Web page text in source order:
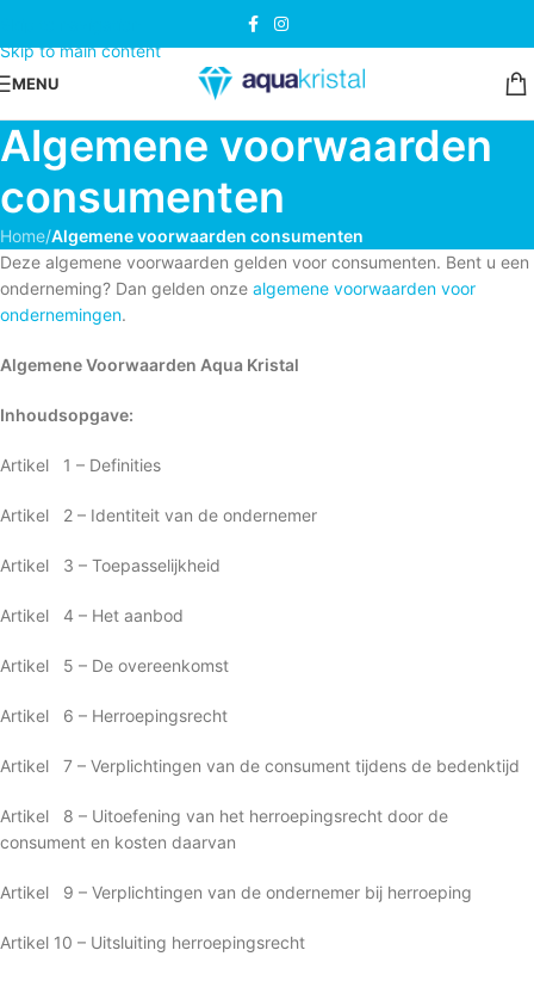
Skip to main content
MENU
Algemene voorwaarden
consumenten
Home/Algemene voorwaarden consumenten
Deze algemene voorwaarden gelden voor consumenten. Bent u een
onderneming? Dan gelden onze algemene voorwaarden voor
ondernemingen.
Algemene Voorwaarden Aqua Kristal
Inhoudsopgave:
Artikel 1 – Definities
Artikel 2 – Identiteit van de ondernemer
Artikel 3 – Toepasselijkheid
Artikel 4 – Het aanbod
Artikel 5 – De overeenkomst
Artikel 6 – Herroepingsrecht
Artikel 7 – Verplichtingen van de consument tijdens de bedenktijd
Artikel 8 – Uitoefening van het herroepingsrecht door de
consument en kosten daarvan
Artikel 9 – Verplichtingen van de ondernemer bij herroeping
Artikel 10 – Uitsluiting herroepingsrecht